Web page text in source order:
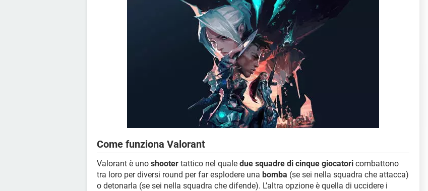
Come funziona Valorant
Valorant è uno shooter tattico nel quale due squadre di cinque giocatori combattono
tra loro per diversi round per far esplodere una bomba (se sei nella squadra che attacca)
o detonarla (se sei nella squadra che difende). L’altra opzione è quella di uccidere i